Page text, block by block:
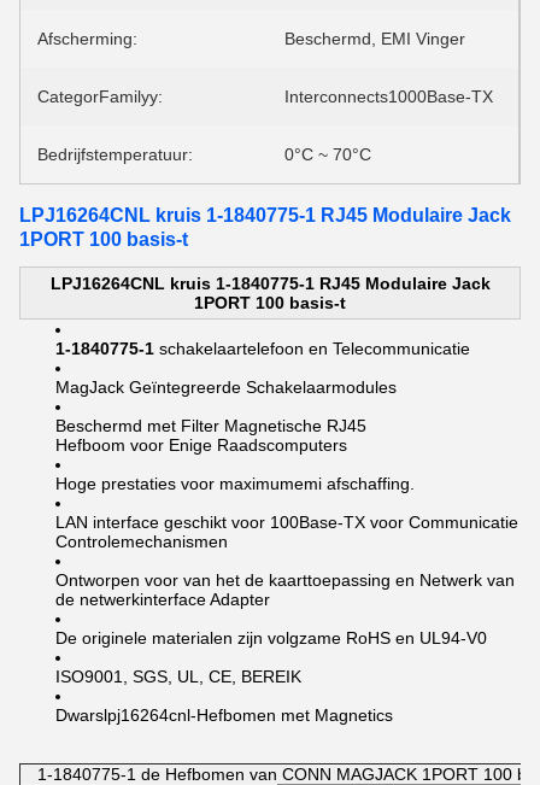
Afscherming: Beschermd, EMI Vinger
CategorFamilyy: Interconnects1000Base-TX
Bedrijfstemperatuur: 0°C ~ 70°C
LPJ16264CNL kruis 1-1840775-1 RJ45 Modulaire Jack
1PORT 100 basis-t
LPJ16264CNL kruis 1-1840775-1 RJ45 Modulaire Jack
1PORT 100 basis-t
1-1840775-1 schakelaartelefoon en Telecommunicatie
MagJack Geïntegreerde Schakelaarmodules
Beschermd met Filter Magnetische RJ45
Hefboom voor Enige Raadscomputers
Hoge prestaties voor maximumemi afschaffing.
LAN interface geschikt voor 100Base-TX voor Communicatie
Controlemechanismen
Ontworpen voor van het de kaarttoepassing en Netwerk van
de netwerkinterface Adapter
De originele materialen zijn volgzame RoHS en UL94-V0
ISO9001, SGS, UL, CE, BEREIK
Dwarslpj16264cnl-Hefbomen met Magnetics
1-1840775-1 de Hefbomen van CONN MAGJACK 1PORT 100